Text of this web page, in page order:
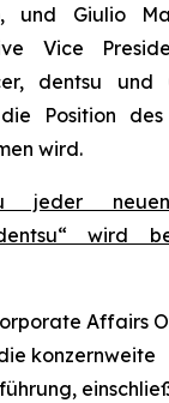
und Giulio
Vice
dentsu und
Position
wird.
jeder
wird
Affairs
konzernweite